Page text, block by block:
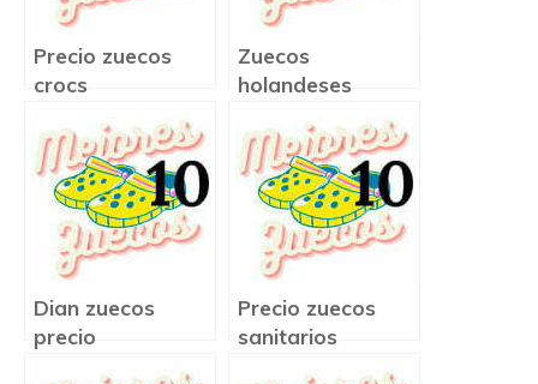
Precio zuecos
crocs
Zuecos
holandeses
Dian zuecos
precio
Precio zuecos
sanitarios